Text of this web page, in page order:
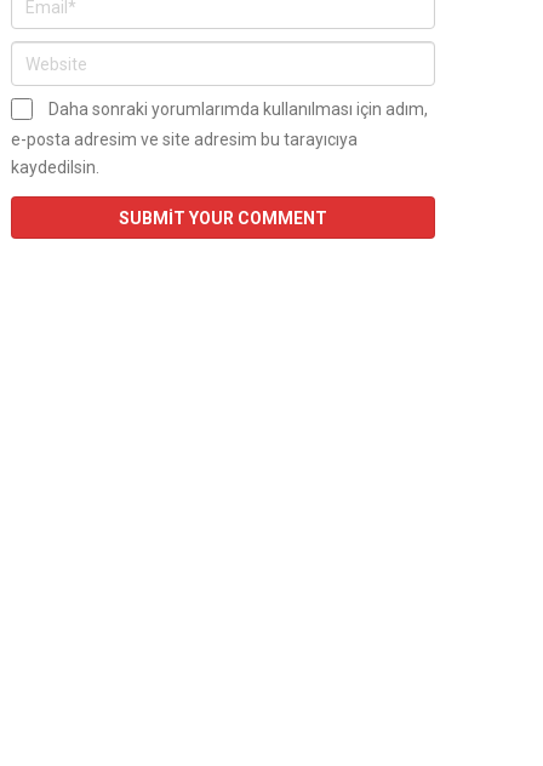
Daha sonraki yorumlarımda kullanılması için adım,
e-posta adresim ve site adresim bu tarayıcıya
kaydedilsin.